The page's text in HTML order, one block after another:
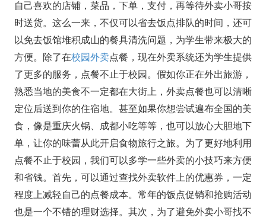
自己喜欢的店铺，菜品，下单，支付，再等待外卖小哥按
时送货。这么一来，不仅可以省去饭点排队的时间，还可
以免去饭馆堆积成山的餐具清洗问题，为学生带来极大的
方便。除了在校园外卖点餐，现在外卖系统还为学生提供
了更多的服务，点餐不止于校园。假如你正在外出旅游，
熟悉当地的美食不一定都在大街上，外卖点餐也可以清晰
定位后送到你的住宿地。甚至如果你想尝试遍布全国的美
食，像是重庆火锅、成都小吃等等，也可以放心大胆地下
单，让你的味蕾从此开启食物旅行之旅。为了更好地利用
点餐不止于校园，我们可以多学一些外卖的小技巧来方便
和省钱。首先，可以通过查找外卖软件上的优惠券，一定
程度上减轻自己的点餐成本。常年的饭点促销和抢购活动
也是一个不错的理财选择。其次，为了避免外卖小哥找不